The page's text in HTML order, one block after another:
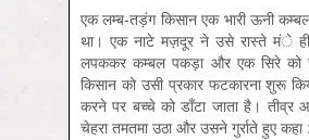
एक लम्ब-तड़ंग किसान एक भारी ऊनी कम्बल
था। एक नाटे मज़दूर ने उसे रास्ते मंे
लपककर कम्बल पकड़ा और एक सिरे को
किसान को उसी प्रकार फटकारना शुरू
करने पर बच्चे को डाँटा जाता है। तीव्र
चेहरा तमतमा उठा और उसने गुर्राते हुए कहा :